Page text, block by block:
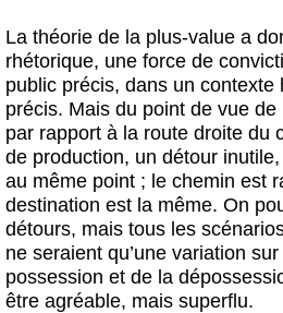
La théorie de la plus-value a
rhétorique, une force de
public précis, dans un contexte
précis. Mais du point de vue de
par rapport à la route droite du
de production, un détour
au même point ; le chemin est
destination est la même. On
détours, mais tous les
ne seraient qu’une variation
possession et de la
être agréable, mais superflu.